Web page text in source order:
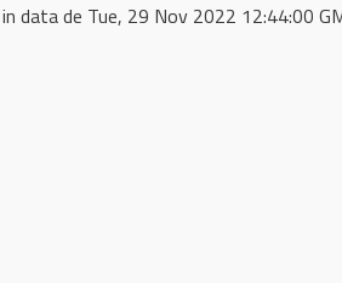
data de Tue, 29 Nov 2022 12:44:00